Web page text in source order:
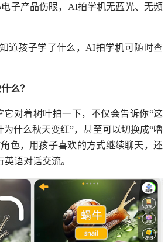
子产品伤眼，AI拍学机无蓝光、无频
道孩子学了什么，AI拍学机可随时查
么？
它对着树叶拍一下，不仅会告诉你“这
为什么秋天变红”，甚至可以切换成“噜
色，用孩子喜欢的方式继续聊天，还
语对话交流。